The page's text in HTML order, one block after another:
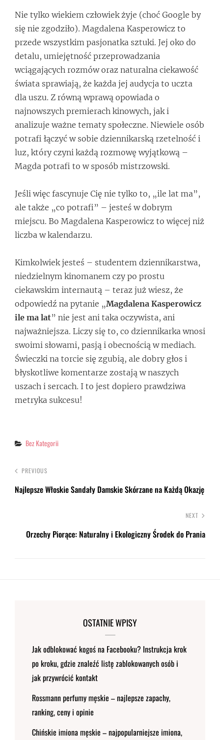
Nie tylko wiekiem człowiek żyje (choć Google by
się nie zgodziło). Magdalena Kasperowicz to
przede wszystkim pasjonatka sztuki. Jej oko do
detalu, umiejętność przeprowadzania
wciągających rozmów oraz naturalna ciekawość
świata sprawiają, że każda jej audycja to uczta
dla uszu. Z równą wprawą opowiada o
najnowszych premierach kinowych, jak i
analizuje ważne tematy społeczne. Niewiele osób
potrafi łączyć w sobie dziennikarską rzetelność i
luz, który czyni każdą rozmowę wyjątkową –
Magda potrafi to w sposób mistrzowski.
Jeśli więc fascynuje Cię nie tylko to, „ile lat ma”,
ale także „co potrafi” – jesteś w dobrym
miejscu. Bo Magdalena Kasperowicz to więcej niż
liczba w kalendarzu.
Kimkolwiek jesteś – studentem dziennikarstwa,
niedzielnym kinomanem czy po prostu
ciekawskim internautą – teraz już wiesz, że
odpowiedź na pytanie „Magdalena Kasperowicz
ile ma lat” nie jest ani taka oczywista, ani
najważniejsza. Liczy się to, co dziennikarka wnosi
swoimi słowami, pasją i obecnością w mediach.
Świeczki na torcie się zgubią, ale dobry głos i
błyskotliwe komentarze zostają w naszych
uszach i sercach. I to jest dopiero prawdziwa
metryka sukcesu!
Categories
Bez Kategorii
PREVIOUS
Najlepsze Włoskie Sandały Damskie Skórzane na Każdą Okazję
NEXT
Orzechy Piorące: Naturalny i Ekologiczny Środek do Prania
OSTATNIE WPISY
Jak odblokować kogoś na Facebooku? Instrukcja krok
po kroku, gdzie znaleźć listę zablokowanych osób i
jak przywrócić kontakt
Rossmann perfumy męskie – najlepsze zapachy,
ranking, ceny i opinie
Chińskie imiona męskie – najpopularniejsze imiona,